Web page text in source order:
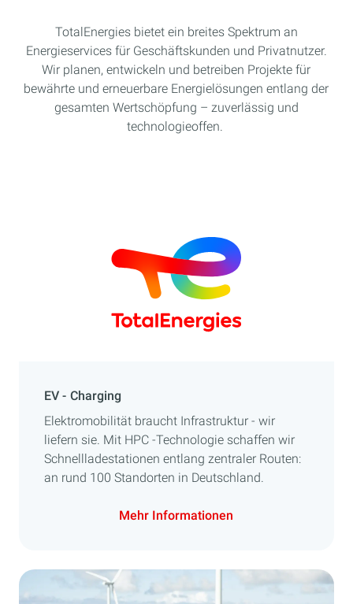
TotalEnergies bietet ein breites Spektrum an
Energieservices für Geschäftskunden und Privatnutzer.
Wir planen, entwickeln und betreiben Projekte für
bewährte und erneuerbare Energielösungen entlang der
gesamten Wertschöpfung – zuverlässig und
technologieoffen.
EV - Charging
Elektromobilität braucht Infrastruktur - wir
liefern sie. Mit HPC -Technologie schaffen wir
Schnellladestationen entlang zentraler Routen:
an rund 100 Standorten in Deutschland.
Mehr Informationen